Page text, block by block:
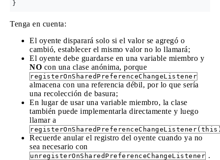
Tenga en cuenta:
El oyente disparará solo si el valor se agregó o
cambió, establecer el mismo valor no lo llamará;
El oyente debe guardarse en una variable miembro y
NO con una clase anónima, porque
registerOnSharedPreferenceChangeListener
almacena con una referencia débil, por lo que sería
una recolección de basura;
En lugar de usar una variable miembro, la clase
también puede implementarla directamente y luego
llamar a
Recuerde anular el registro del oyente cuando ya no
sea necesario con
unregisterOnSharedPreferenceChangeListener .